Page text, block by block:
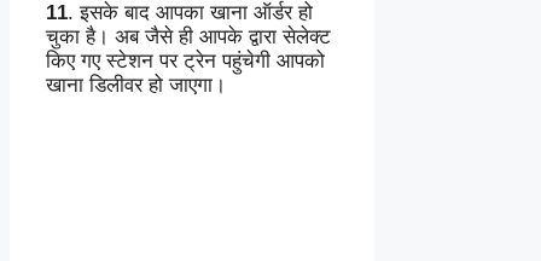
11. इसके बाद आपका खाना ऑर्डर हो
चुका है। अब जैसे ही आपके द्वारा सेलेक्ट
किए गए स्टेशन पर ट्रेन पहुंचेगी आपको
खाना डिलीवर हो जाएगा।